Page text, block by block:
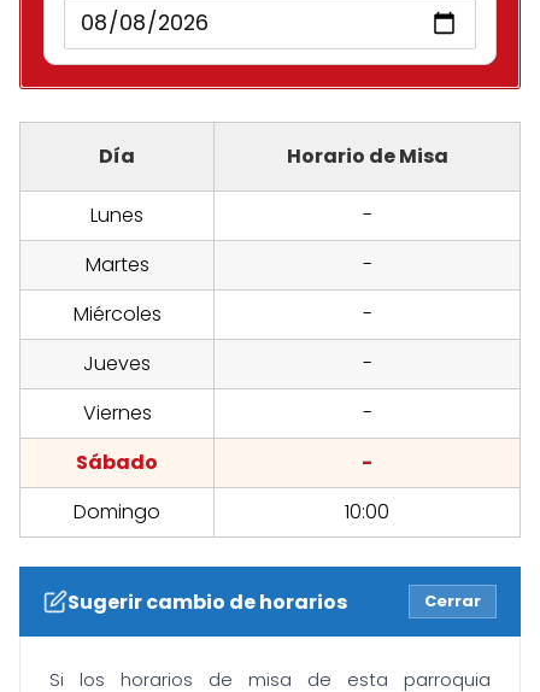
Día Horario de Misa
Lunes
-
Martes
-
Miércoles
-
Jueves
-
Viernes
-
Sábado
-
Domingo
10:00
Sugerir cambio de horarios Cerrar
Si los horarios de misa de esta parroquia